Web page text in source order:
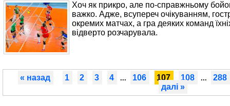
Хоч як прикро, але по-справжньому
важко. Адже, всупереч очікуванням,
окремих матчах, а гра деяких команд
відверто розчарувала.
« назад 1 2 3 4 ... 106 107 108 ...
288
далі »